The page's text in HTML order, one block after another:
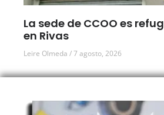
La sede de CCOO es
en Rivas
Leire Olmeda 7 agosto, 2026